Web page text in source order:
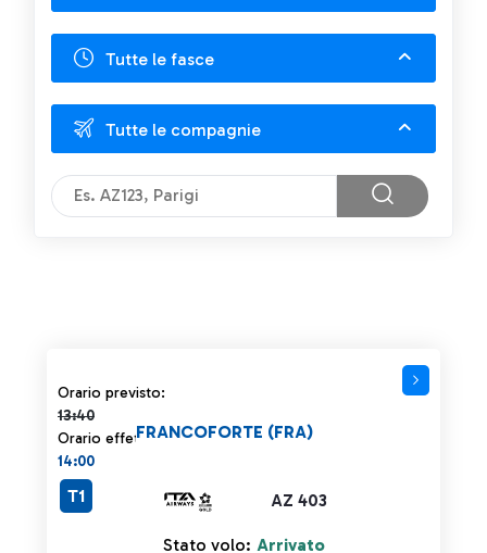
Tutte le fasce
Tutte le compagnie
Orario previsto:
13:40
Orario previsto 13:40 barrato
Orario effettivo:
14:00
AZ 403
FRANCOFORTE (FRA)
T1
Stato volo: Arrivato